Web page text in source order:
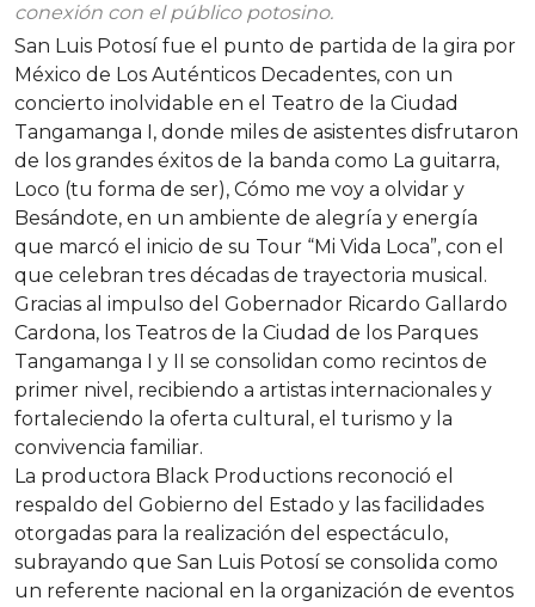
conexión con el público potosino.
San Luis Potosí fue el punto de partida de la gira por
México de Los Auténticos Decadentes, con un
concierto inolvidable en el Teatro de la Ciudad
Tangamanga I, donde miles de asistentes disfrutaron
de los grandes éxitos de la banda como La guitarra,
Loco (tu forma de ser), Cómo me voy a olvidar y
Besándote, en un ambiente de alegría y energía
que marcó el inicio de su Tour “Mi Vida Loca”, con el
que celebran tres décadas de trayectoria musical.
Gracias al impulso del Gobernador Ricardo Gallardo
Cardona, los Teatros de la Ciudad de los Parques
Tangamanga I y II se consolidan como recintos de
primer nivel, recibiendo a artistas internacionales y
fortaleciendo la oferta cultural, el turismo y la
convivencia familiar.
La productora Black Productions reconoció el
respaldo del Gobierno del Estado y las facilidades
otorgadas para la realización del espectáculo,
subrayando que San Luis Potosí se consolida como
un referente nacional en la organización de eventos